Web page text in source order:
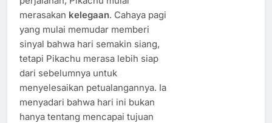
merasakan kelegaan. Cahaya pagi
yang mulai memudar memberi
sinyal bahwa hari semakin siang,
tetapi Pikachu merasa lebih siap
dari sebelumnya untuk
menyelesaikan petualangannya. Ia
menyadari bahwa hari ini bukan
hanya tentang mencapai tujuan